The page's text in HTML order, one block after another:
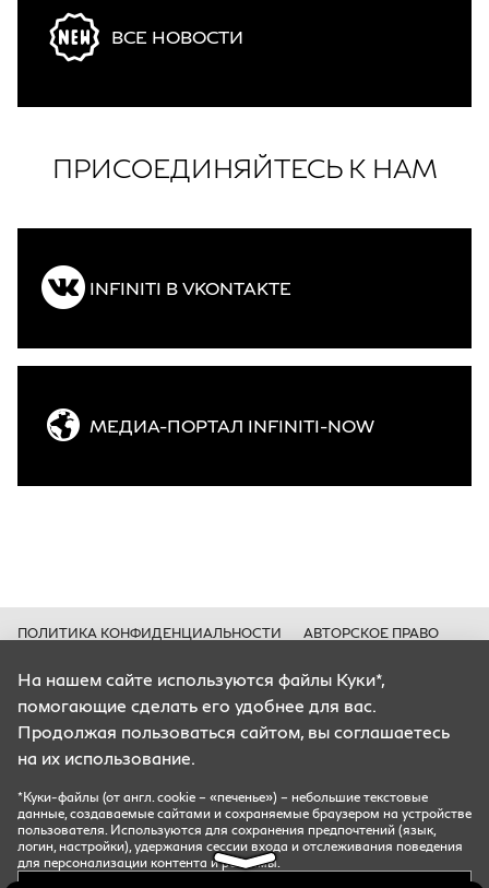
ВСЕ НОВОСТИ
ПРИСОЕДИНЯЙТЕСЬ К НАМ
INFINITI В VKONTAKTE
МЕДИА-ПОРТАЛ INFINITI-NOW
ПОЛИТИКА КОНФИДЕНЦИАЛЬНОСТИ
АВТОРСКОЕ ПРАВО
Цены носят информационный характер и ни при каких условиях не
являются публичной офертой, определяемой положениями Статьи 435
ГК РФ.
Все содержащиеся на Сайте сведения носят исключительно
информационный характер и не является исчерпывающими.
комплектации автомобилей указаны с целью ознакомления.
Комплектации и цены могут быть изменены без предварительного
оповещения.
*Куки-файлы (от англ. cookie – «печенье») – небольшие текстовые данные, создаваемые сайтами и
На нашем сайте используются файлы Куки*,
помогающие сделать его удобнее для вас.
Продолжая пользоваться сайтом, вы соглашаетесь
на их использование.
*Куки-файлы (от англ. cookie – «печенье») – небольшие текстовые
данные, создаваемые сайтами и сохраняемые браузером на устройстве
пользователя. Используются для сохранения предпочтений (язык,
логин, настройки), удержания сессии входа и отслеживания поведения
для персонализации контента и рекламы.